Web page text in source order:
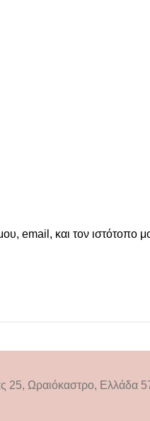
email, και τον ιστότοπο
25, Ωραιόκαστρο, Ελλάδα